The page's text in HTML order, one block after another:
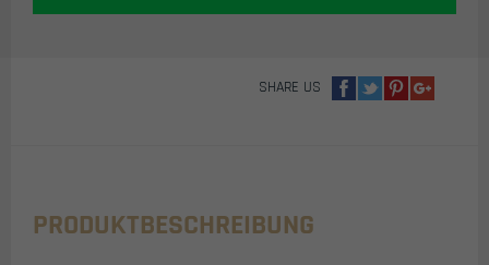
MAN
SHARE US
PRODUKTBESCHREIBUNG